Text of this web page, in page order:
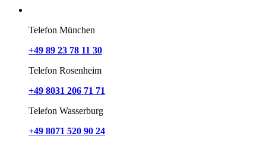
Telefon München
+49 89 23 78 11 30
Telefon Rosenheim
+49 8031 206 71 71
Telefon Wasserburg
+49 8071 520 90 24